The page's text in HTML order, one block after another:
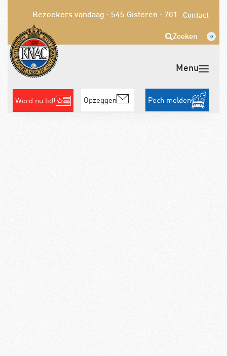
Bezoekers vandaag : 545 Gisteren : 701 Contact
Zoeken 0
Word nu lid! Opzeggen Pech melden